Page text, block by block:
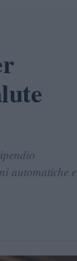
automatiche e